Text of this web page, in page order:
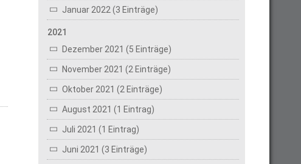
Januar 2022 (3 Einträge)
2021
Dezember 2021 (5 Einträge)
November 2021 (2 Einträge)
Oktober 2021 (2 Einträge)
August 2021 (1 Eintrag)
Juli 2021 (1 Eintrag)
Juni 2021 (3 Einträge)